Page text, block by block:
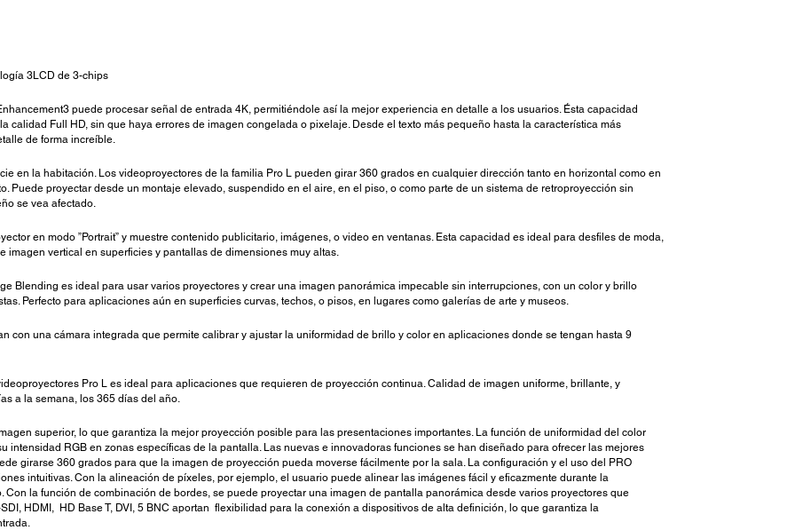
3LCD de 3-chips
puede procesar señal de entrada 4K, permitiéndole así la mejor experiencia en detalle a los usuarios. Ésta capacidad
calidad Full HD, sin que haya errores de imagen congelada o pixelaje. Desde el texto más pequeño hasta la característica más
de forma increíble.
en la habitación. Los videoproyectores de la familia Pro L pueden girar 360 grados en cualquier dirección tanto en horizontal como en
Puede proyectar desde un montaje elevado, suspendido en el aire, en el piso, o como parte de un sistema de retroproyección sin
se vea afectado.
en modo ”Portrait” y muestre contenido publicitario, imágenes, o video en ventanas. Esta capacidad es ideal para desfiles de moda,
imagen vertical en superficies y pantallas de dimensiones muy altas.
Blending es ideal para usar varios proyectores y crear una imagen panorámica impecable sin interrupciones, con un color y brillo
Perfecto para aplicaciones aún en superficies curvas, techos, o pisos, en lugares como galerías de arte y museos.
con una cámara integrada que permite calibrar y ajustar la uniformidad de brillo y color en aplicaciones donde se tengan hasta 9
Pro L es ideal para aplicaciones que requieren de proyección continua. Calidad de imagen uniforme, brillante, y
a la semana, los 365 días del año.
superior, lo que garantiza la mejor proyección posible para las presentaciones importantes. La función de uniformidad del color
intensidad RGB en zonas específicas de la pantalla. Las nuevas e innovadoras funciones se han diseñado para ofrecer las mejores
girarse 360 grados para que la imagen de proyección pueda moverse fácilmente por la sala. La configuración y el uso del PRO
intuitivas. Con la alineación de píxeles, por ejemplo, el usuario puede alinear las imágenes fácil y eficazmente durante la
la función de combinación de bordes, se puede proyectar una imagen de pantalla panorámica desde varios proyectores que
HDMI, HD Base T, DVI, 5 BNC aportan flexibilidad para la conexión a dispositivos de alta definición, lo que garantiza la